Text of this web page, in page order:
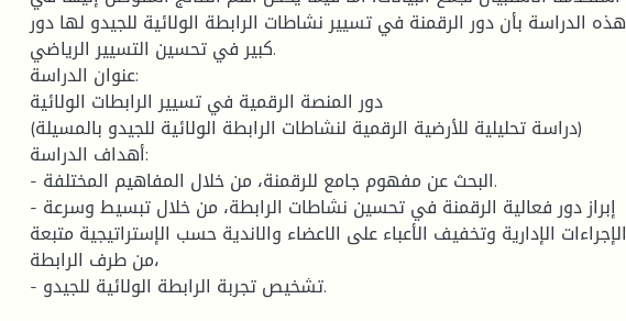
هذه الدراسة بأن دور الرقمنة في تسيير نشاطات الرابطة الولائية للجيدو لها دور
كبير في تحسين التسيير الرياضي.
عنوان الدراسة:
دور المنصة الرقمية في تسيير الرابطات الولائية
(دراسة تحليلية للأرضية الرقمية لنشاطات الرابطة الولائية للجيدو بالمسيلة)
أهداف الدراسة:
- البحث عن مفهوم جامع للرقمنة، من خلال المفاهيم المختلفة.
- إبراز دور فعالية الرقمنة في تحسين نشاطات الرابطة، من خلال تبسيط وسرعة
الإجراءات الإدارية وتخفيف الأعباء على الاعضاء والاندية حسب الإستراتيجية متبعة
من طرف الرابطة،
- تشخيص تجربة الرابطة الولائية للجيدو.